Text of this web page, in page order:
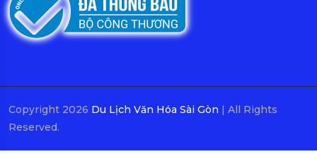
Copyright 2026 Du Lịch Văn Hóa Sài Gòn | All Rights
Reserved.